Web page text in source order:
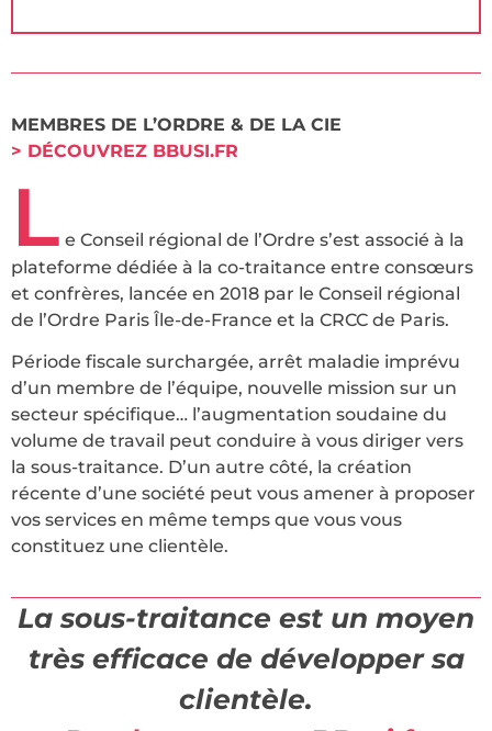
MEMBRES DE L’ORDRE & DE LA CIE
> DÉCOUVREZ BBUSI.FR
L e Conseil régional de l’Ordre s’est associé à la
plateforme dédiée à la co-traitance entre consœurs
et confrères, lancée en 2018 par le Conseil régional
de l’Ordre Paris Île-de-France et la CRCC de Paris.
Période fiscale surchargée, arrêt maladie imprévu
d’un membre de l’équipe, nouvelle mission sur un
secteur spécifique… l’augmentation soudaine du
volume de travail peut conduire à vous diriger vers
la sous-traitance. D’un autre côté, la création
récente d’une société peut vous amener à proposer
vos services en même temps que vous vous
constituez une clientèle.
La sous-traitance est un moyen
très efficace de développer sa
clientèle.